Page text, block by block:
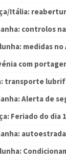
Itália:
controlos
medidas no
com
transporte
Alerta de
Feriado do dia